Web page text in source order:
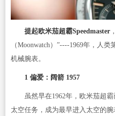
提起欧米茄超霸Speedmaster
（Moonwatch）”----1969年，人
机械腕表。
1 偏爱：阔箭 1957
虽然早在1962年，欧米茄超霸
太空任务，成为最早进入太空的腕